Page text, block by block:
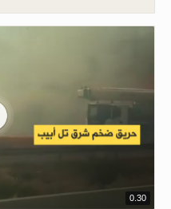
0.30